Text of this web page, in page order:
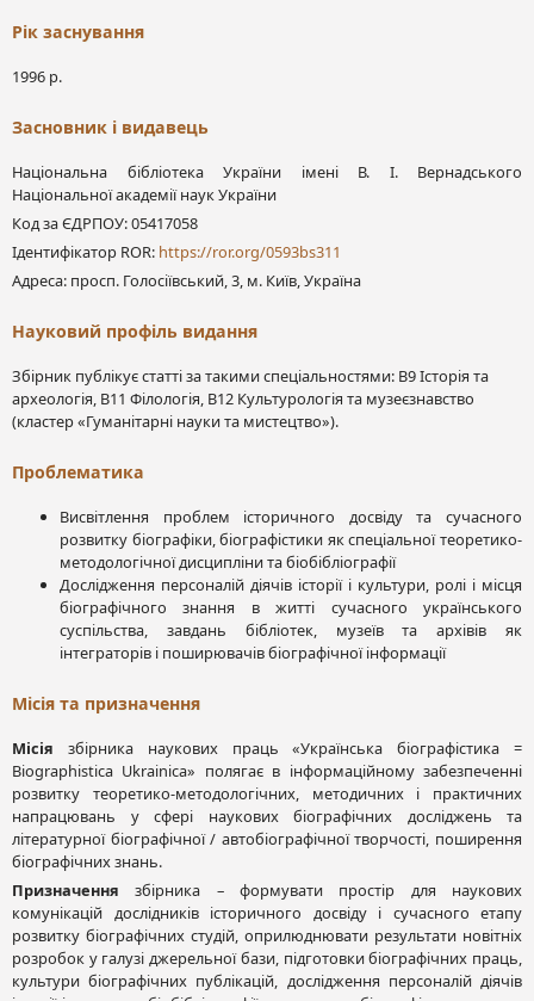
Рік заснування
1996 р.
Засновник і видавець
Національна бібліотека України імені В. І. Вернадського
Національної академії наук України
Код за ЄДРПОУ: 05417058
Ідентифікатор ROR: https://ror.org/0593bs311
Адреса: просп. Голосіївський, 3, м. Київ, Україна
Науковий профіль видання
Збірник публікує статті за такими спеціальностями: В9 Історія та
археологія, В11 Філологія, В12 Культурологія та музеєзнавство
(кластер «Гуманітарні науки та мистецтво»).
Проблематика
Висвітлення проблем історичного досвіду та сучасного
розвитку біографіки, біографістики як спеціальної теоретико-
методологічної дисципліни та біобібліографії
Дослідження персоналій діячів історії і культури, ролі і місця
біографічного знання в житті сучасного українського
суспільства, завдань бібліотек, музеїв та архівів як
інтеграторів і поширювачів біографічної інформації
Місія та призначення
Місія
збірника наукових праць «Українська біографістика =
Biographistica Ukrainica» полягає в інформаційному забезпеченні
розвитку теоретико-методологічних, методичних і практичних
напрацювань у сфері наукових біографічних досліджень та
літературної біографічної / автобіографічної творчості, поширення
біографічних знань.
Призначеннязбірника – формувати простір для наукових
комунікацій дослідників історичного досвіду і сучасного етапу
розвитку біографічних студій, оприлюднювати результати новітніх
розробок у галузі джерельної бази, підготовки біографічних праць,
культури біографічних публікацій, дослідження персоналій діячів